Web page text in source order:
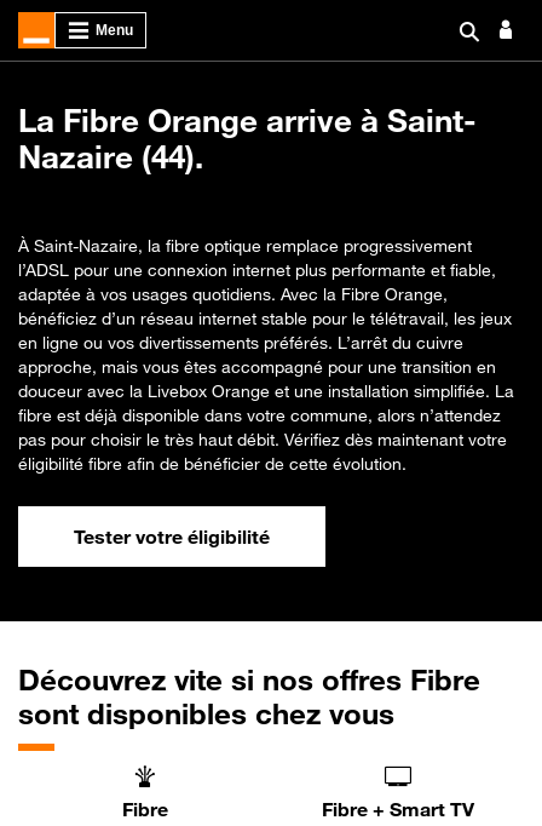
La Fibre Orange arrive à Saint-
Nazaire (44).
À Saint-Nazaire, la fibre optique remplace progressivement
l’ADSL pour une connexion internet plus performante et fiable,
adaptée à vos usages quotidiens. Avec la Fibre Orange,
bénéficiez d’un réseau internet stable pour le télétravail, les jeux
en ligne ou vos divertissements préférés. L’arrêt du cuivre
approche, mais vous êtes accompagné pour une transition en
douceur avec la Livebox Orange et une installation simplifiée. La
fibre est déjà disponible dans votre commune, alors n’attendez
pas pour choisir le très haut débit. Vérifiez dès maintenant votre
éligibilité fibre afin de bénéficier de cette évolution.
Tester votre éligibilité
Découvrez vite si nos offres Fibre
sont disponibles chez vous
Fibre Fibre + Smart TV